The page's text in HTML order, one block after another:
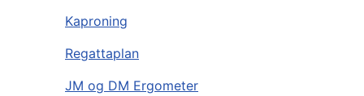
Kaproning
Regattaplan
JM og DM Ergometer